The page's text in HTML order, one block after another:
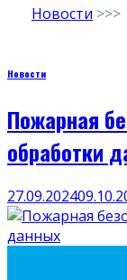
Новости >>>
Новости
Пожарная
обработки
27.09.2024